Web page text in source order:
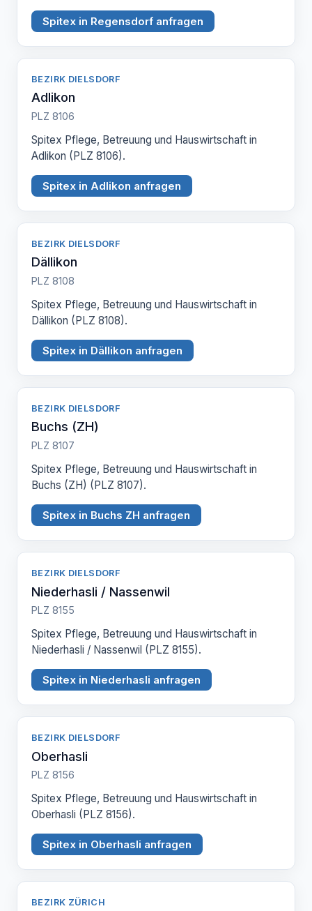
Spitex in Regensdorf anfragen
BEZIRK DIELSDORF
Adlikon
PLZ 8106
Spitex Pflege, Betreuung und Hauswirtschaft in
Adlikon (PLZ 8106).
Spitex in Adlikon anfragen
BEZIRK DIELSDORF
Dällikon
PLZ 8108
Spitex Pflege, Betreuung und Hauswirtschaft in
Dällikon (PLZ 8108).
Spitex in Dällikon anfragen
BEZIRK DIELSDORF
Buchs (ZH)
PLZ 8107
Spitex Pflege, Betreuung und Hauswirtschaft in
Buchs (ZH) (PLZ 8107).
Spitex in Buchs ZH anfragen
BEZIRK DIELSDORF
Niederhasli / Nassenwil
PLZ 8155
Spitex Pflege, Betreuung und Hauswirtschaft in
Niederhasli / Nassenwil (PLZ 8155).
Spitex in Niederhasli anfragen
BEZIRK DIELSDORF
Oberhasli
PLZ 8156
Spitex Pflege, Betreuung und Hauswirtschaft in
Oberhasli (PLZ 8156).
Spitex in Oberhasli anfragen
BEZIRK ZÜRICH